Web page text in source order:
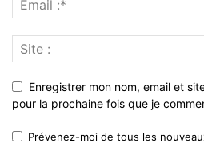
Enregistrer mon nom, email et
pour la prochaine fois que je
Prévenez-moi de tous les